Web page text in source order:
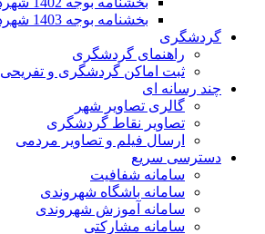
بخشنامه بوجه 1403 شهرداری ها
گردشگری
راهنمای گردشگری
ثبت اماکن گردشگری و تفریحی
چند رسانه ای
گالری تصاویر شهر
تصاویر نقاط گردشگری
ارسال فیلم و تصاویر مردمی
دسترسی سریع
سامانه شفافیت
سامانه باشگاه شهروندی
سامانه آموزش شهروندی
سامانه مشارکتی